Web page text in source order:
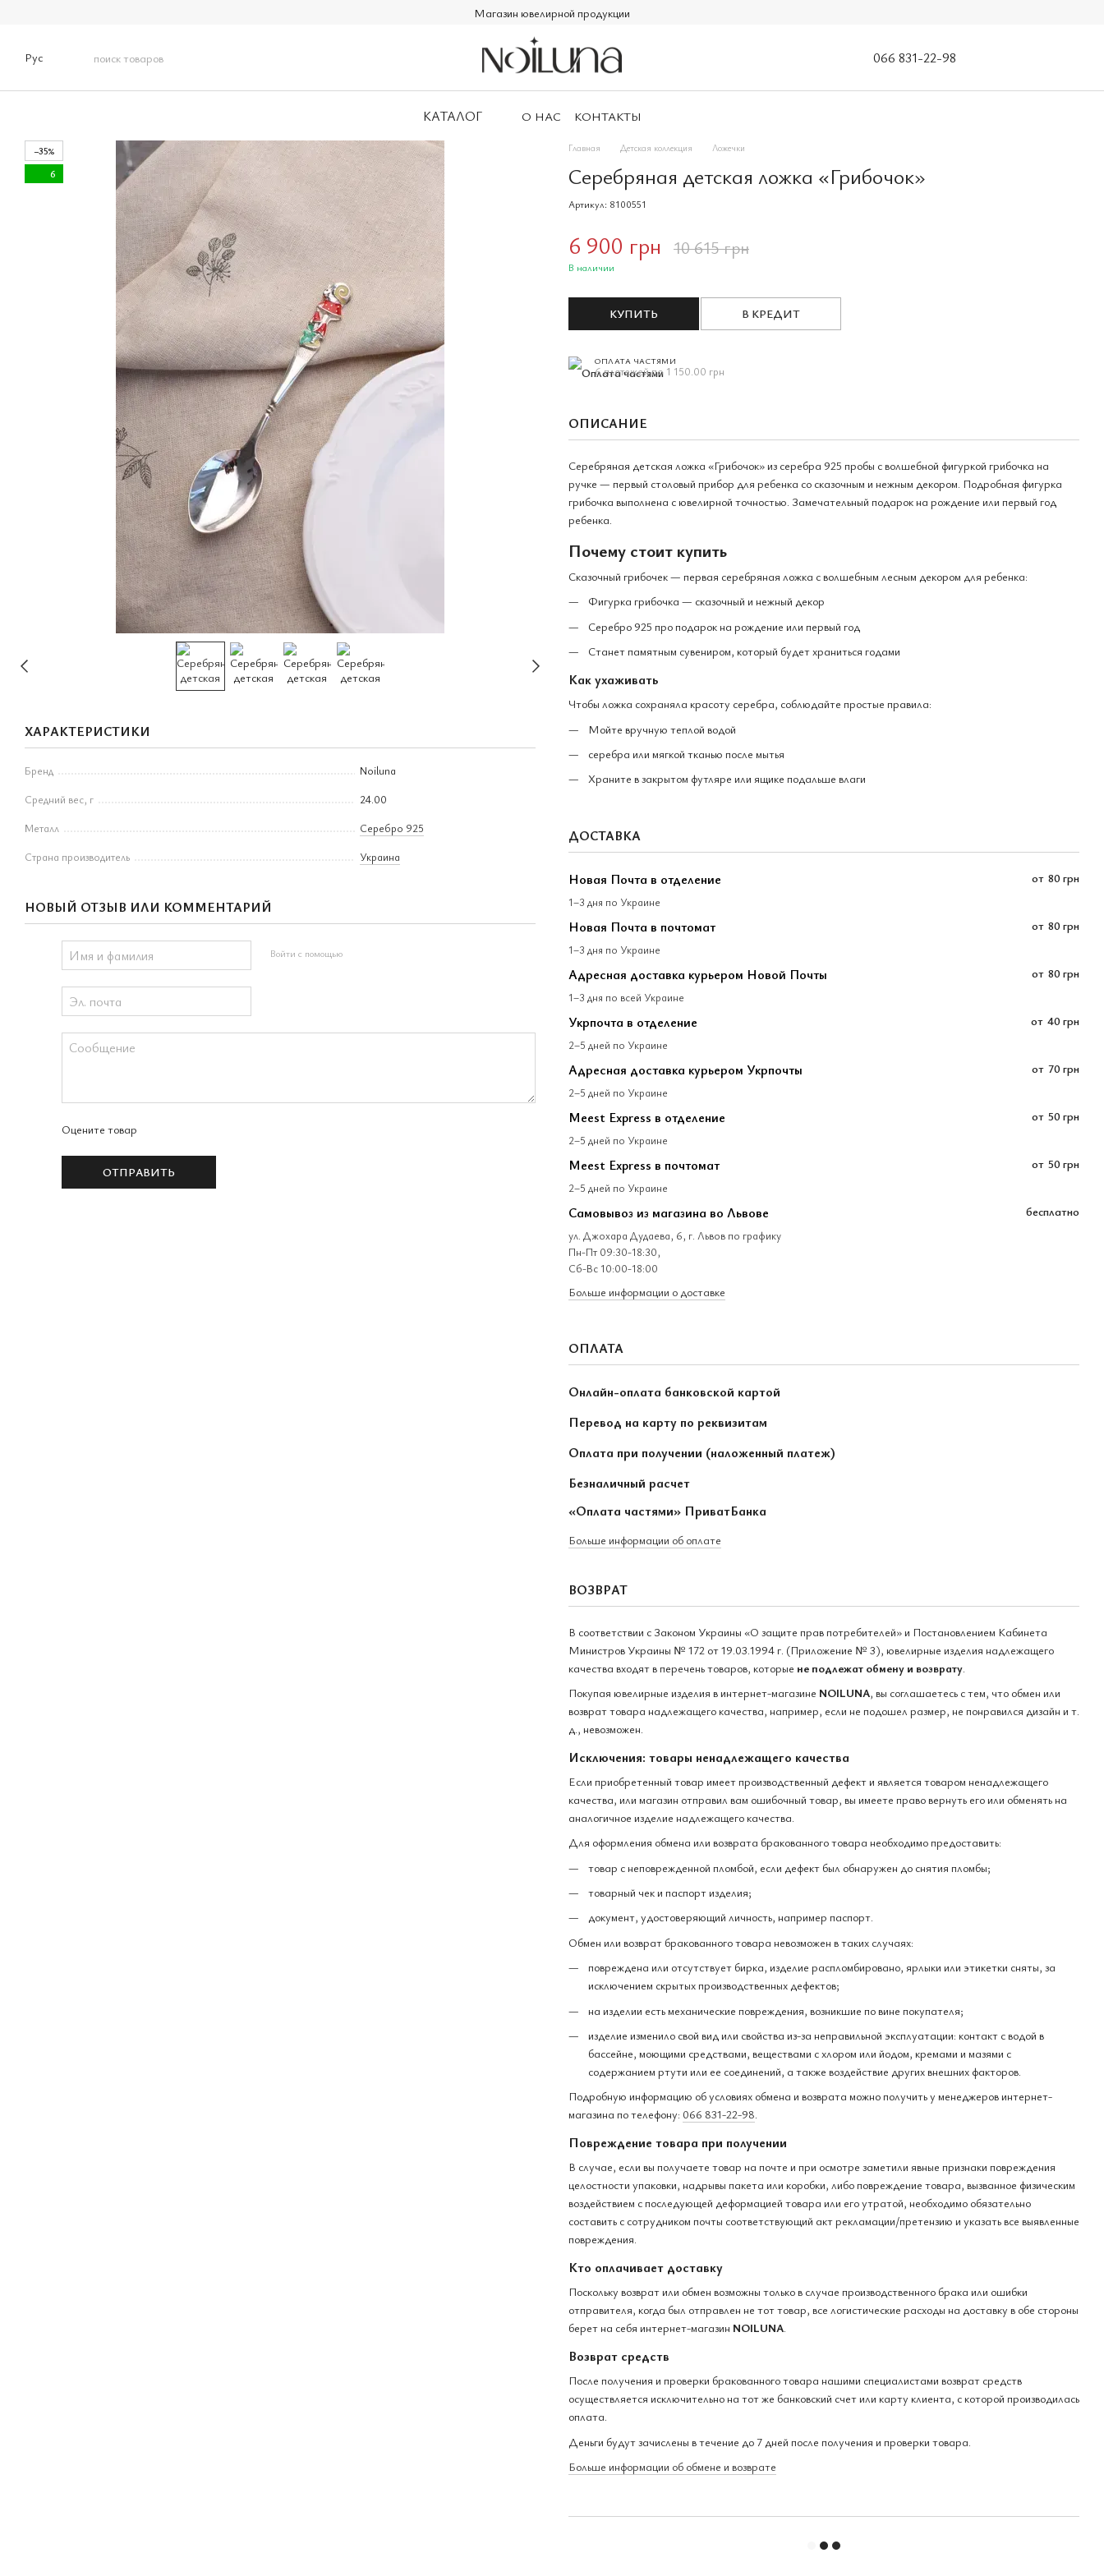
Магазин ювелирной продукции
Рус 066 831-22-98
КАТАЛОГ О НАС КОНТАКТЫ
−35%
6
ХАРАКТЕРИСТИКИ
Бренд
Noiluna
Средний вес, г
24.00
Металл
Серебро 925
Страна производитель
Украина
НОВЫЙ ОТЗЫВ ИЛИ КОММЕНТАРИЙ
Войти с помощью
Оцените товар
ОТПРАВИТЬ
Главная Детская коллекция Ложечки
Серебряная детская ложка «Грибочок»
Артикул: 8100551
6 900 грн 10 615 грн
В наличии
КУПИТЬ В КРЕДИТ
ОПЛАТА ЧАСТЯМИ
6 платежей по 1 150.00 грн
ОПИСАНИЕ
Серебряная детская ложка «Грибочок» из серебра 925 пробы с волшебной фигуркой грибочка на
ручке — первый столовый прибор для ребенка со сказочным и нежным декором. Подробная фигурка
грибочка выполнена с ювелирной точностью. Замечательный подарок на рождение или первый год
ребенка.
Почему стоит купить
Сказочный грибочек — первая серебряная ложка с волшебным лесным декором для ребенка:
Фигурка грибочка — сказочный и нежный декор
Серебро 925 про подарок на рождение или первый год
Станет памятным сувениром, который будет храниться годами
Как ухаживать
Чтобы ложка сохраняла красоту серебра, соблюдайте простые правила:
Мойте вручную теплой водой
серебра или мягкой тканью после мытья
Храните в закрытом футляре или ящике подальше влаги
ДОСТАВКА
Новая Почта в отделение
1–3 дня по Украине
от 80 грн
Новая Почта в почтомат
1–3 дня по Украине
от 80 грн
Адресная доставка курьером Новой Почты
1–3 дня по всей Украине
от 80 грн
Укрпочта в отделение
2–5 дней по Украине
от 40 грн
Адресная доставка курьером Укрпочты
2–5 дней по Украине
от 70 грн
Meest Express в отделение
2–5 дней по Украине
от 50 грн
Meest Express в почтомат
2–5 дней по Украине
от 50 грн
Самовывоз из магазина во Львове
ул. Джохара Дудаева, 6, г. Львов по графику
Пн-Пт 09:30-18:30,
Сб-Вс 10:00-18:00
бесплатно
Больше информации о доставке
ОПЛАТА
Онлайн-оплата банковской картой
Перевод на карту по реквизитам
Оплата при получении (наложенный платеж)
Безналичный расчет
«Оплата частями» ПриватБанка
Больше информации об оплате
ВОЗВРАТ
В соответствии с Законом Украины «О защите прав потребителей» и Постановлением Кабинета
Министров Украины № 172 от 19.03.1994 г. (Приложение № 3), ювелирные изделия надлежащего
качества входят в перечень товаров, которые не подлежат обмену и возврату
Покупая ювелирные изделия в интернет-магазине NOILUNA, вы соглашаетесь с тем, что обмен или
возврат товара надлежащего качества, например, если не подошел размер, не понравился дизайн и т.
д., невозможен.
Исключения: товары ненадлежащего качества
Если приобретенный товар имеет производственный дефект и является товаром ненадлежащего
качества, или магазин отправил вам ошибочный товар, вы имеете право вернуть его или обменять на
аналогичное изделие надлежащего качества.
Для оформления обмена или возврата бракованного товара необходимо предоставить:
товар с неповрежденной пломбой, если дефект был обнаружен до снятия пломбы;
товарный чек и паспорт изделия;
документ, удостоверяющий личность, например паспорт.
Обмен или возврат бракованного товара невозможен в таких случаях:
повреждена или отсутствует бирка, изделие распломбировано, ярлыки или этикетки сняты, за
исключением скрытых производственных дефектов;
на изделии есть механические повреждения, возникшие по вине покупателя;
изделие изменило свой вид или свойства из-за неправильной эксплуатации: контакт с водой в
бассейне, моющими средствами, веществами с хлором или йодом, кремами и мазями с
содержанием ртути или ее соединений, а также воздействие других внешних факторов.
Подробную информацию об условиях обмена и возврата можно получить у менеджеров интернет-
магазина по телефону: 066 831-22-98.
Повреждение товара при получении
В случае, если вы получаете товар на почте и при осмотре заметили явные признаки повреждения
целостности упаковки, надрывы пакета или коробки, либо повреждение товара, вызванное физическим
воздействием с последующей деформацией товара или его утратой, необходимо обязательно
составить с сотрудником почты соответствующий акт рекламации/претензию и указать все выявленные
повреждения.
Кто оплачивает доставку
Поскольку возврат или обмен возможны только в случае производственного брака или ошибки
отправителя, когда был отправлен не тот товар, все логистические расходы на доставку в обе стороны
берет на себя интернет-магазин NOILUNA.
Возврат средств
После получения и проверки бракованного товара нашими специалистами возврат средств
осуществляется исключительно на тот же банковский счет или карту клиента, с которой производилась
оплата.
Деньги будут зачислены в течение до 7 дней после получения и проверки товара.
Больше информации об обмене и возврате